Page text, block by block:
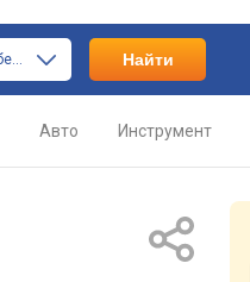
только постельное белье Найти
Авто Инструмент